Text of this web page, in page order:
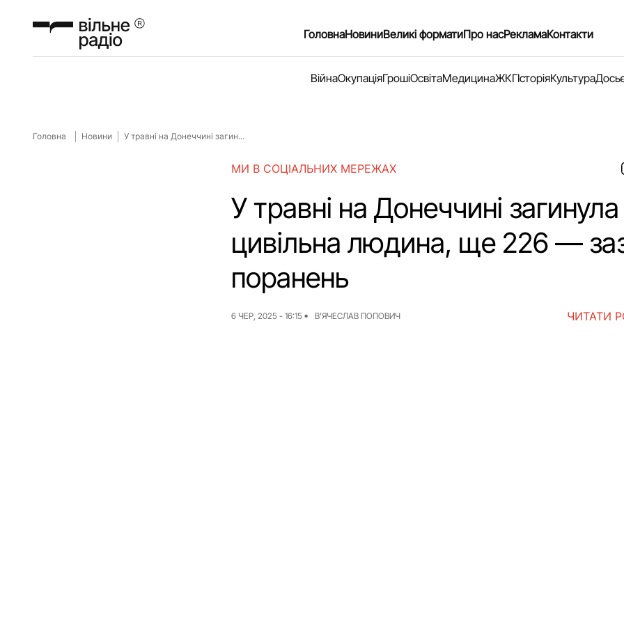
ГоловнаНовиниВеликі форматиПро насРекламаКонтакти
ВійнаОкупаціяГрошіОсвітаМедицинаЖКГІсторіяКультура
Головна Новини У травні на Донеччині загин...
МИ В СОЦІАЛЬНИХ МЕРЕЖАХ
У травні на Донеччині загинула
цивільна людина, ще 226 —
поранень
6 ЧЕР, 2025 - 16:15 В'ЯЧЕСЛАВ ПОПОВИЧ ЧИТАТИ